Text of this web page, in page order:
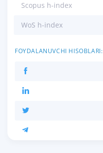
Scopus h-index
WoS h-index
FOYDALANUVCHI HISOBLARI: